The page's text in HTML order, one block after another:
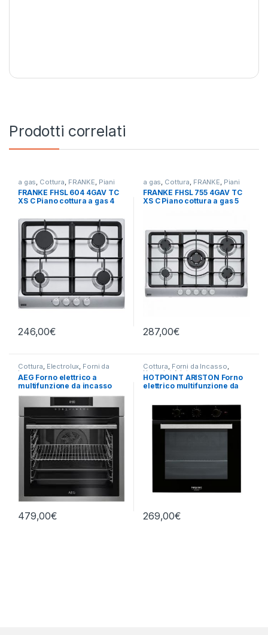
Prodotti correlati
a gas Cottura FRANKE Piani
Cottura
FRANKE FHSL 604 4GAV TC
XS C Piano cottura a gas 4
246,00€
a gas Cottura FRANKE Piani
Cottura
FRANKE FHSL 755 4GAV TC
XS C Piano cottura a gas 5
287,00€
Cottura, Electrolux, Forni da
Incasso
AEG Forno elettrico a
multifunzione da incasso
BEE 641222M
479,00€
Cottura, Forni da Incasso,
Hotpoint Ariston
HOTPOINT ARISTON Forno
elettrico multifunzione da
269,00€